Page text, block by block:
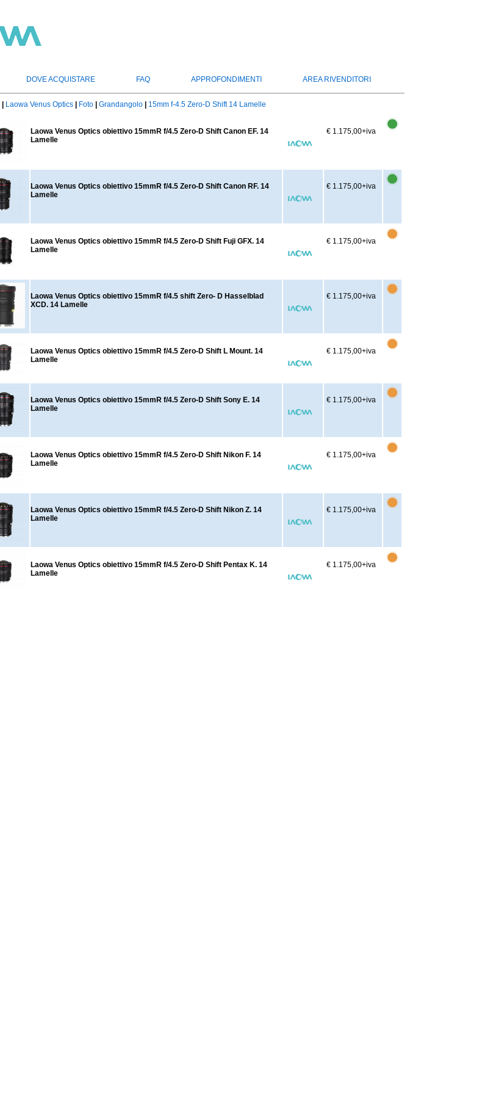
DOVE ACQUISTARE FAQ APPROFONDIMENTI AREA RIVENDITORI
Laowa Venus Optics Foto Grandangolo 15mm f-4.5 Zero-D Shift 14 Lamelle
Laowa Venus Optics obiettivo 15mmR f/4.5 Zero-D Shift Canon EF. 14
Lamelle
€ 1.175,00+iva
Laowa Venus Optics obiettivo 15mmR f/4.5 Zero-D Shift Canon RF. 14
Lamelle
€ 1.175,00+iva
Laowa Venus Optics obiettivo 15mmR f/4.5 Zero-D Shift Fuji GFX. 14
Lamelle
€ 1.175,00+iva
Laowa Venus Optics obiettivo 15mmR f/4.5 shift Zero- D Hasselblad
XCD. 14 Lamelle
€ 1.175,00+iva
Laowa Venus Optics obiettivo 15mmR f/4.5 Zero-D Shift L Mount. 14
Lamelle
€ 1.175,00+iva
Laowa Venus Optics obiettivo 15mmR f/4.5 Zero-D Shift Sony E. 14
Lamelle
€ 1.175,00+iva
Laowa Venus Optics obiettivo 15mmR f/4.5 Zero-D Shift Nikon F. 14
Lamelle
€ 1.175,00+iva
Laowa Venus Optics obiettivo 15mmR f/4.5 Zero-D Shift Nikon Z. 14
Lamelle
€ 1.175,00+iva
Laowa Venus Optics obiettivo 15mmR f/4.5 Zero-D Shift Pentax K. 14
Lamelle
€ 1.175,00+iva